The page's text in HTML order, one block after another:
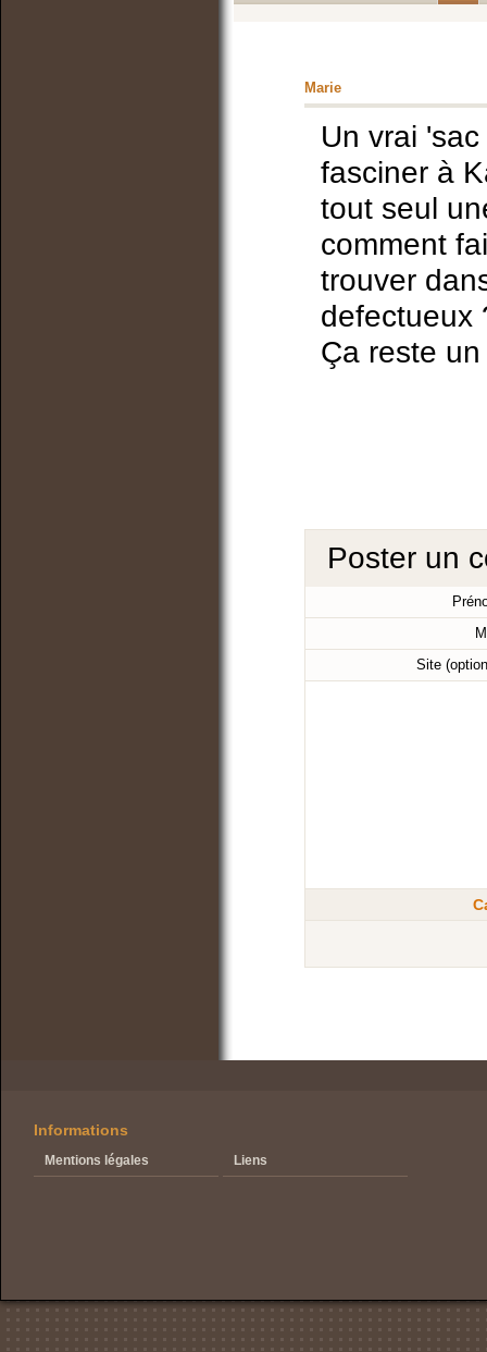
Marie
Un vrai
fasciner à
tout seul
comment
trouver
defectueux
Ça reste
Poster un
Site
Informations
Mentions légales Liens